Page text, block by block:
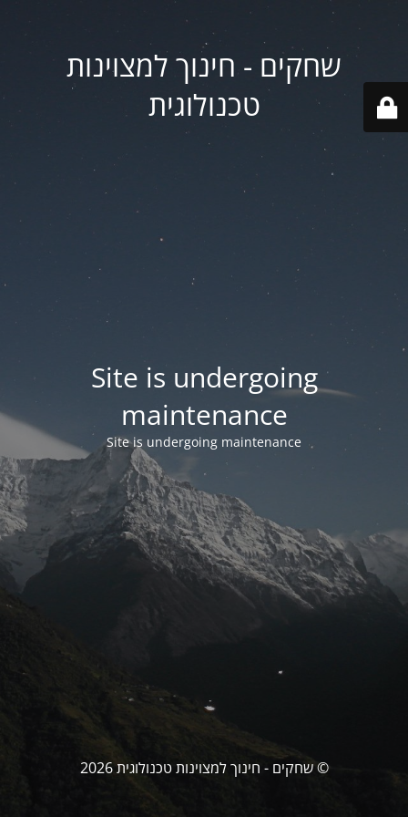
שחקים - חינוך למצוינות
טכנולוגית
Site is undergoing
maintenance
Site is undergoing maintenance
© שחקים - חינוך למצוינות טכנולוגית 2026